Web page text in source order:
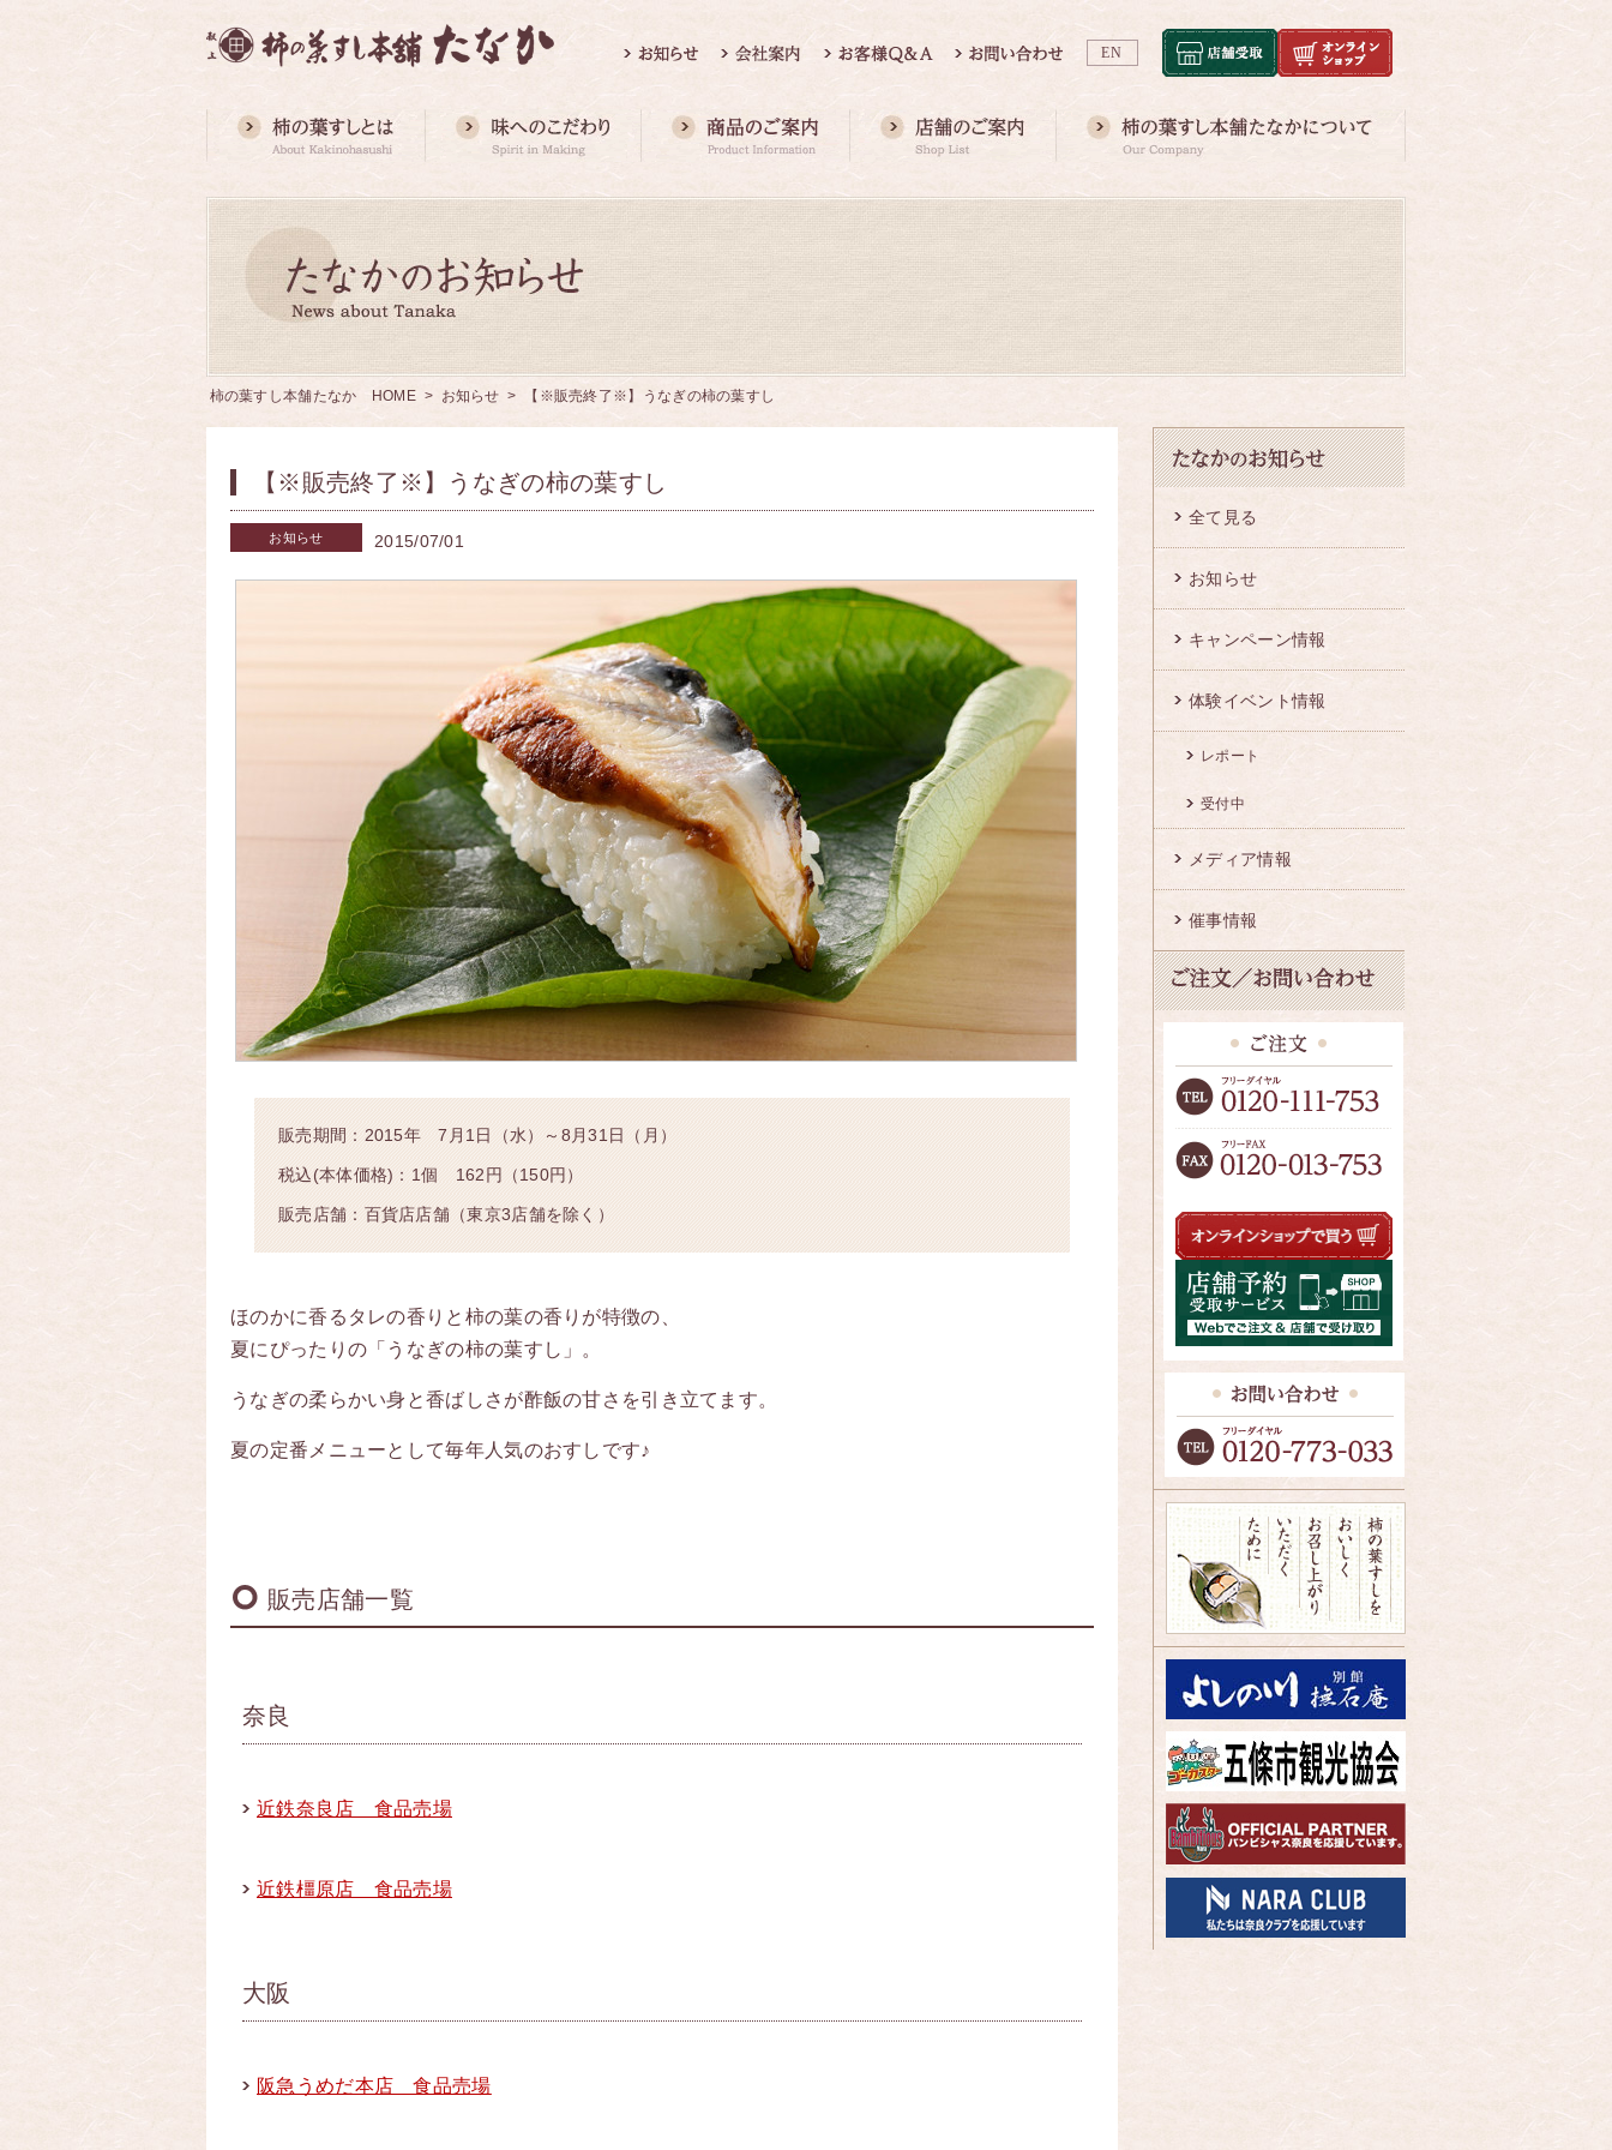
EN
柿の葉すし本舗たなか HOME > お知らせ > 【※販売終了※】うなぎの柿の葉すし
【※販売終了※】うなぎの柿の葉すし
お知らせ 2015/07/01
販売期間：2015年 7月1日（水）～8月31日（月）
税込(本体価格)：1個 162円（150円）
販売店舗：百貨店店舗（東京3店舗を除く）
ほのかに香るタレの香りと柿の葉の香りが特徴の、
夏にぴったりの「うなぎの柿の葉すし」。
うなぎの柔らかい身と香ばしさが酢飯の甘さを引き立てます。
夏の定番メニューとして毎年人気のおすしです♪
販売店舗一覧
奈良
近鉄奈良店 食品売場
近鉄橿原店 食品売場
大阪
阪急うめだ本店 食品売場
全て見る
お知らせ
キャンペーン情報
体験イベント情報
レポート
受付中
メディア情報
催事情報